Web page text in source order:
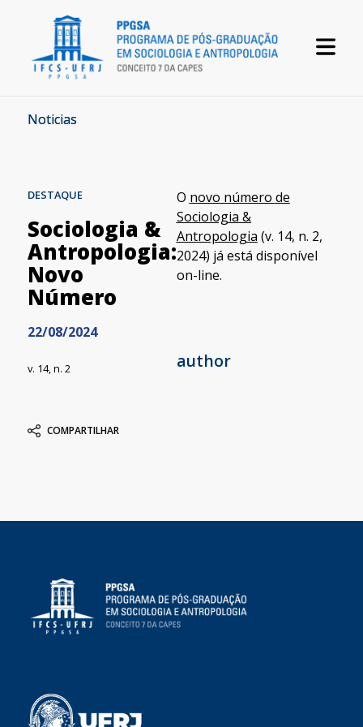
Noticias
DESTAQUE
Sociologia &
Antropologia:
Novo
Número
22/08/2024
v. 14, n. 2
COMPARTILHAR
O novo número de
Sociologia &
Antropologia (v. 14, n. 2,
2024) já está disponível
on-line.
author